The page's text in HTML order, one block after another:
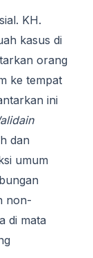
KH.
kasus di
orang
ke tempat
ini
dan
umum
non-
di mata